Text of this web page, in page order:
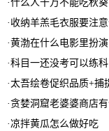
·什么人千万不能吃秋
· 收纳羊羔毛衣服要注
·黄渤在什么电影里扮
·科目一还没考可以练
·太吾绘卷促织品质+捕
·贪婪洞窟老婆婆商店
· 凉拌黄瓜怎么做好吃